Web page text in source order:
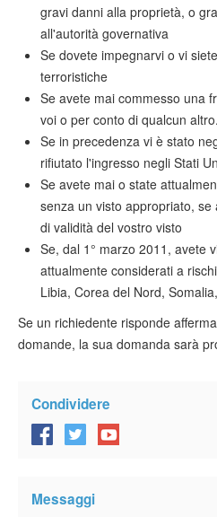
gravi danni alla proprietà, o
all'autorità governativa
Se dovete impegnarvi o vi
terroristiche
Se avete mai commesso una
voi o per conto di qualcun altro.
Se in precedenza vi è stato
rifiutato l'ingresso negli Stati
Se avete mai o state
senza un visto appropriato,
di validità del vostro visto
Se, dal 1° marzo 2011, avete
attualmente considerati a
Libia, Corea del Nord,
Se un richiedente risponde
domande, la sua domanda sarà
Condividere
Messaggi